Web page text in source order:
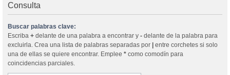
Consulta
Buscar palabras clave:
Escriba + delante de una palabra a encontrar y - delante de la palabra para
excluirla. Crea una lista de palabras separadas por | entre corchetes si solo
una de ellas se quiere encontrar. Emplee * como comodín para
coincidencias parciales.